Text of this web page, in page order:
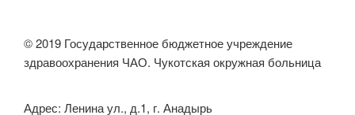
© 2019 Государственное бюджетное учреждение
здравоохранения ЧАО. Чукотская окружная больница
Адрес: Ленина ул., д.1, г. Анадырь